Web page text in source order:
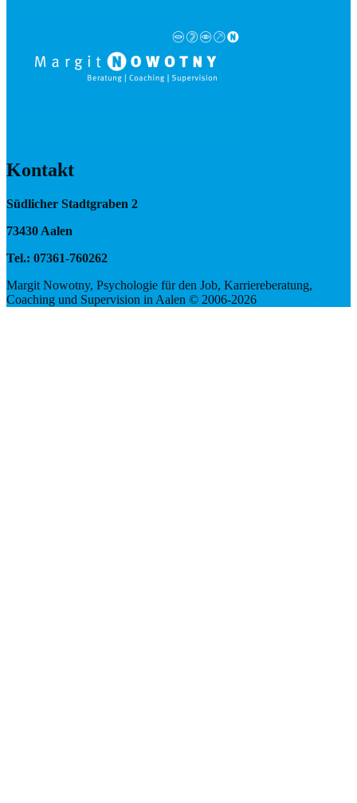
Kontakt
Südlicher Stadtgraben 2
73430 Aalen
Tel.: 07361-760262
Margit Nowotny, Psychologie für den Job, Karriereberatung,
Coaching und Supervision in Aalen © 2006-2026